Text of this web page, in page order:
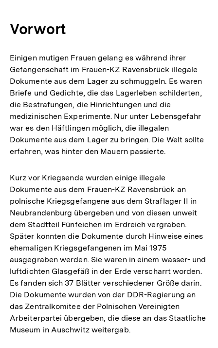
Vorwort
Einigen mutigen Frauen gelang es während ihrer
Gefangenschaft im Frauen-KZ Ravensbrück illegale
Dokumente aus dem Lager zu schmuggeln. Es waren
Briefe und Gedichte, die das Lagerleben schilderten,
die Bestrafungen, die Hinrichtungen und die
medizinischen Experimente. Nur unter Lebensgefahr
war es den Häftlingen möglich, die illegalen
Dokumente aus dem Lager zu bringen. Die Welt sollte
erfahren, was hinter den Mauern passierte.
Kurz vor Kriegsende wurden einige illegale
Dokumente aus dem Frauen-KZ Ravensbrück an
polnische Kriegsgefangene aus dem Straflager II in
Neubrandenburg übergeben und von diesen unweit
dem Stadtteil Fünfeichen im Erdreich vergraben.
Später konnten die Dokumente durch Hinweise eines
ehemaligen Kriegsgefangenen im Mai 1975
ausgegraben werden. Sie waren in einem wasser- und
luftdichten Glasgefäß in der Erde verscharrt worden.
Es fanden sich 37 Blätter verschiedener Größe darin.
Die Dokumente wurden von der DDR-Regierung an
das Zentralkomitee der Polnischen Vereinigten
Arbeiterpartei übergeben, die diese an das Staatliche
Museum in Auschwitz weitergab.